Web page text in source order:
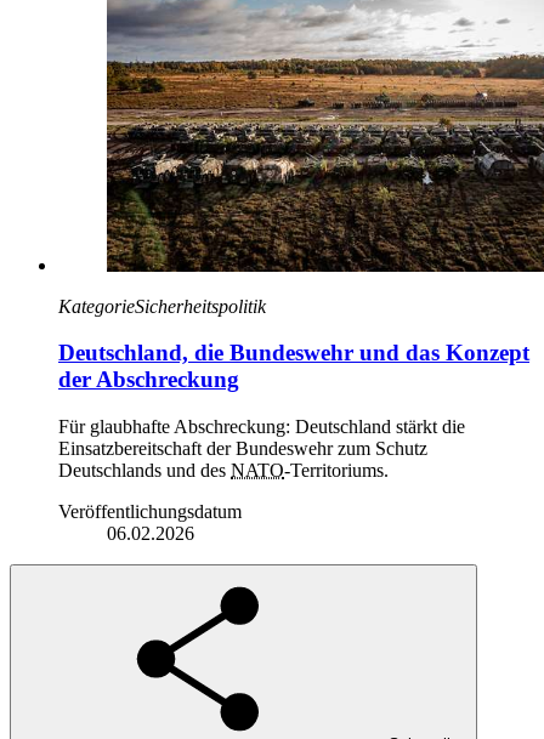
KategorieSicherheitspolitik
Deutschland, die Bundeswehr und das Konzept
der Abschreckung
Für glaubhafte Abschreckung: Deutschland stärkt die
Einsatzbereitschaft der Bundeswehr zum Schutz
Deutschlands und des NATO-Territoriums.
Veröffentlichungsdatum
06.02.2026